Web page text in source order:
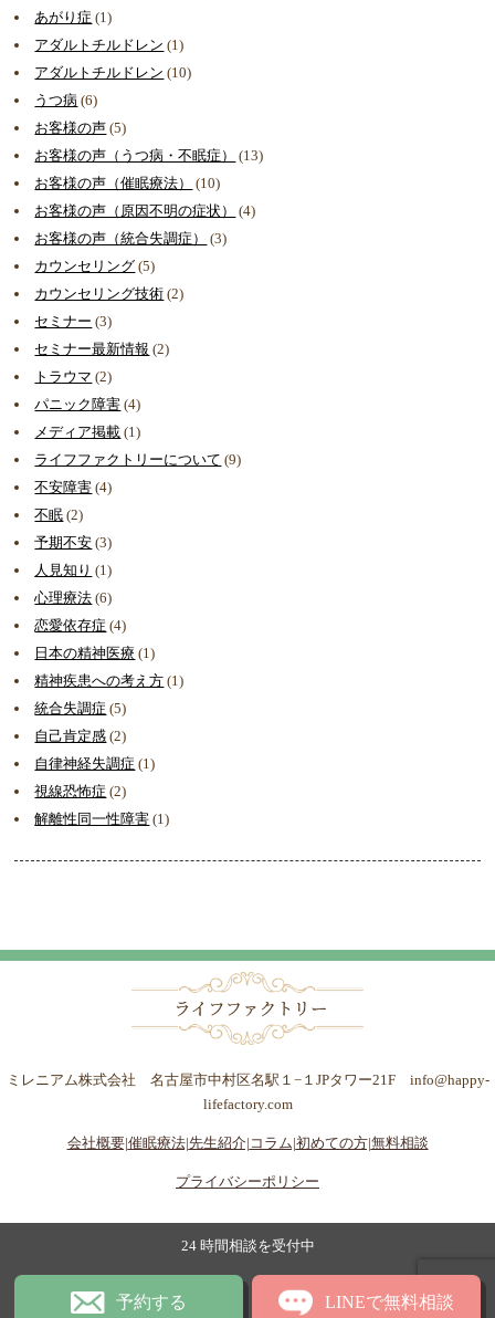
あがり症 (1)
アダルトチルドレン (1)
アダルトチルドレン (10)
うつ病 (6)
お客様の声 (5)
お客様の声（うつ病・不眠症）
(13)
お客様の声（催眠療法）
(10)
お客様の声（原因不明の症状）
(4)
お客様の声（統合失調症）
(3)
カウンセリング (5)
カウンセリング技術 (2)
セミナー (3)
セミナー最新情報 (2)
トラウマ (2)
パニック障害 (4)
メディア掲載 (1)
ライフファクトリーについて (9)
不安障害 (4)
不眠 (2)
予期不安 (3)
人見知り (1)
心理療法 (6)
恋愛依存症 (4)
日本の精神医療 (1)
精神疾患への考え方 (1)
統合失調症 (5)
自己肯定感 (2)
自律神経失調症 (1)
視線恐怖症 (2)
解離性同一性障害 (1)
ミレニアム株式会社 名古屋市中村区名駅１−１JPタワー21F info@happy-
lifefactory.com
会社概要|催眠療法|先生紹介| コラム|初めての方|無料相談
プライバシーポリシー
24 時間相談を受付中
予約する LINEで無料相談